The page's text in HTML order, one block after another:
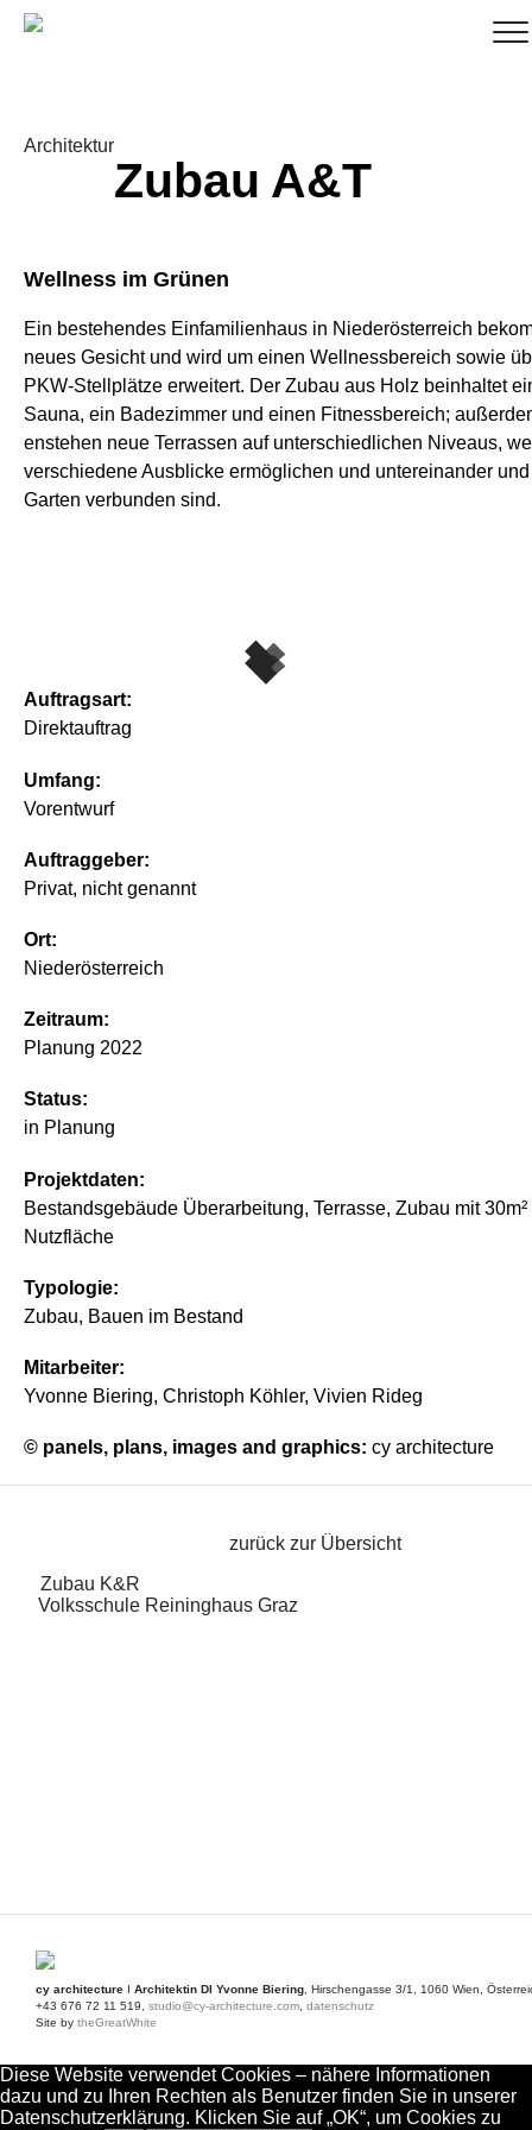
Architektur
Zubau A&T
Wellness im Grünen
Ein bestehendes Einfamilienhaus in Niederösterreich
neues Gesicht und wird um einen Wellnessbereich sowie
PKW-Stellplätze erweitert. Der Zubau aus Holz beinhaltet
Sauna, ein Badezimmer und einen Fitnessbereich;
enstehen neue Terrassen auf unterschiedlichen Niveaus,
verschiedene Ausblicke ermöglichen und untereinander
Garten verbunden sind.
Auftragsart:
Direktauftrag
Umfang:
Vorentwurf
Auftraggeber:
Privat, nicht genannt
Ort:
Niederösterreich
Zeitraum:
Planung 2022
Status:
in Planung
Projektdaten:
Bestandsgebäude Überarbeitung, Terrasse, Zubau mit 30m²
Nutzfläche
Typologie:
Zubau, Bauen im Bestand
Mitarbeiter:
Yvonne Biering, Christoph Köhler, Vivien Rideg
© panels, plans, images and graphics: cy architecture
zurück zur Übersicht
Zubau K&R
Volksschule Reininghaus Graz
cy architecture I Architektin DI Yvonne Biering , Hirschengasse 3/1, 1060 Wien,
+43 676 72 11 519, studio@cy-architecture.com datenschutz
Site by theGreatWhite
Diese Website verwendet Cookies – nähere Informationen
dazu und zu Ihren Rechten als Benutzer finden Sie in unserer
Datenschutzerklärung. Klicken Sie auf „OK“, um Cookies zu